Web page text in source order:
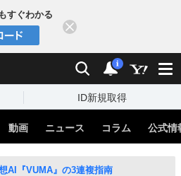
すぐわかる
検索 通知
i
ID新規取得
動画 ニュース コラム 公式情
AI『VUMA』の3連複指南